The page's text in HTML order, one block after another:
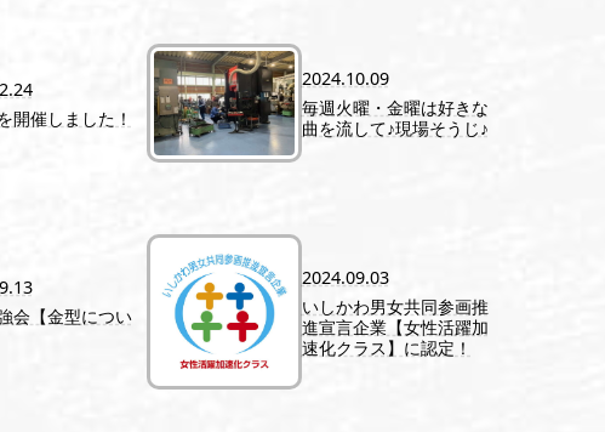
開催しました！
2024.10.09
毎週火曜・金曜は好きな
曲を流して♪現場そうじ♪
会【金型につい
2024.09.03
いしかわ男女共同参画推
進宣言企業【女性活躍加
速化クラス】に認定！